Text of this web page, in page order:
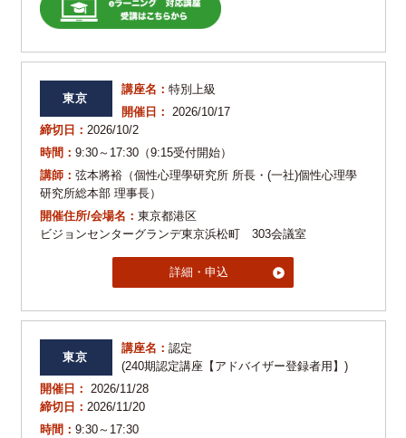
東京
講座名： 特別上級
開催日： 2026/10/17
締切日： 2026/10/2
時間： 9:30～17:30（9:15受付開始）
講師： 弦本將裕（個性心理學研究所 所長・(一社)個性心理學
研究所総本部 理事長）
開催住所/会場名： 東京都港区
ビジョンセンターグランデ東京浜松町 303会議室
詳細・申込
東京
講座名： 認定
(240期認定講座【アドバイザー登録者用】)
開催日： 2026/11/28
締切日： 2026/11/20
時間： 9:30～17:30